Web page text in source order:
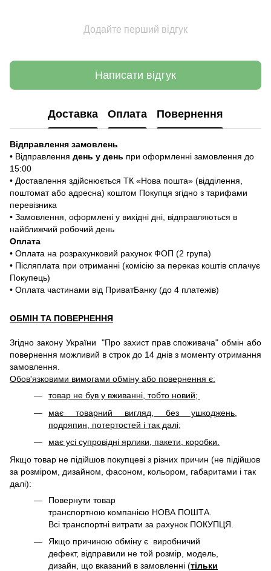
Додайте перший відгук
Написати відгук
Доставка Оплата Повернення
Відправлення замовлень
• Відправлення день у день при оформленні замовлення до
15:00
• Доставлення здійснюється ТК «Нова пошта» (відділення,
поштомат або адресна) коштом Покупця згідно з тарифами
перевізника
• Замовлення, оформлені у вихідні дні, відправляються в
найближчий робочий день
Оплата
• Оплата на розрахунковий рахунок ФОП (2 група)
• Післяплата при отриманні (комісію за переказ коштів сплачує
Покупець)
• Оплата частинами від ПриватБанку (до 4 платежів)
ОБМІН ТА ПОВЕРНЕННЯ
Згідно закону України "Про захист прав споживача" обмін або
повернення можливий в строк до 14 днів з моменту отримання
замовлення.
Обов'язковими вимогами обміну або повернення є:
товар не був у вживанні, тобто новий;
має товарний вигляд, без ушкоджень,
подряпин, потертостей і так далі;
має усі супровідні ярлики, пакети, коробки.
Якщо товар не підійшов покупцеві з різних причин (не підійшов
за розміром, дизайном, фасоном, кольором, габаритами і так
далі):
Повернути товар
транспортною компанією НОВА ПОШТА.
Всі транспортні витрати за рахунок ПОКУПЦЯ.
Якщо причиною обміну є виробничий
дефект, відправили не той розмір, модель,
дизайн, що вказаний в замовленні (тільки